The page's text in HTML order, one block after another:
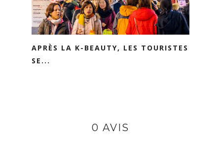
APRÈS LA K-BEAUTY, LES TOURISTES
SE...
0 AVIS